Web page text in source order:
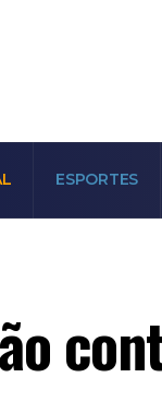
ESPORTES